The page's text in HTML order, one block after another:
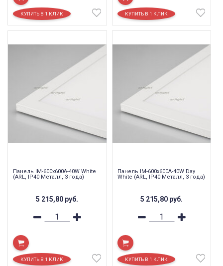
Панель IM-600x600A-40W White
(ARL, IP40 Металл, 3 года)
5 215,80 руб.
Панель IM-600x600A-40W Day
White (ARL, IP40 Металл, 3 года)
5 215,80 руб.